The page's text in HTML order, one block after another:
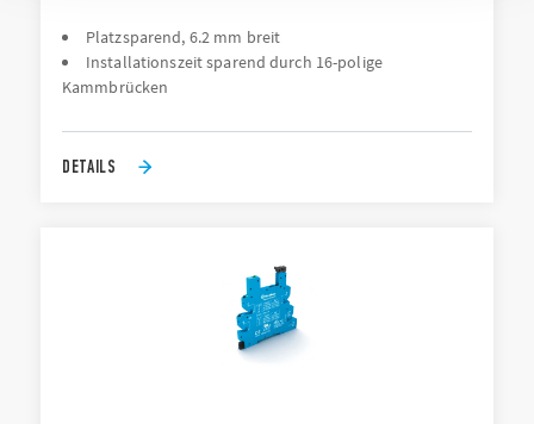
Platzsparend, 6.2 mm breit
Installationszeit sparend durch 16-polige
Kammbrücken
DETAILS